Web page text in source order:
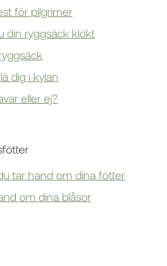
för pilgrimer
din ryggsäck klokt
dig i kylan
eller ej?
tar hand om dina fötter
om dina blåsor